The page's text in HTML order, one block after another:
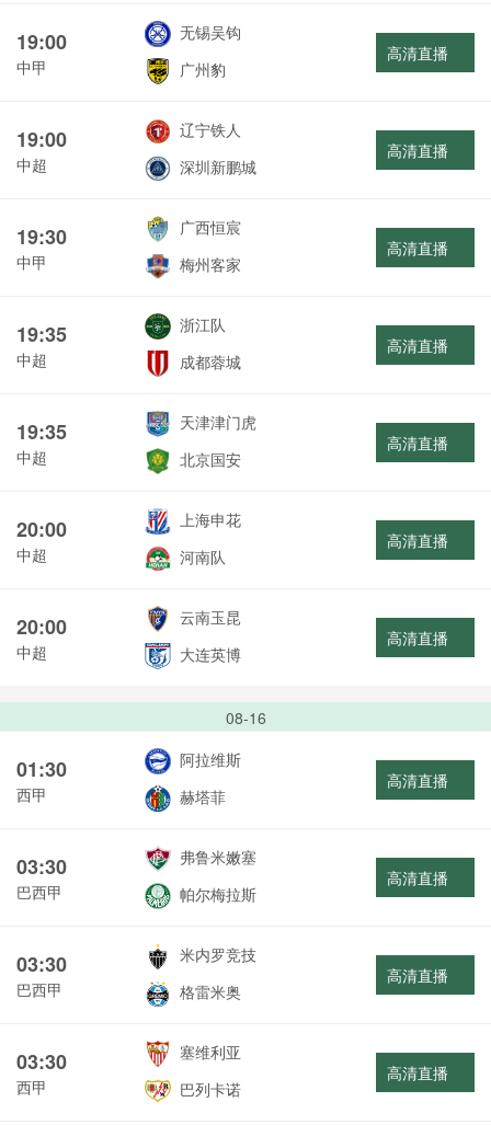
19:00
中甲
无锡吴钩
广州豹
高清直播
19:00
中超
辽宁铁人
深圳新鹏城
高清直播
19:30
中甲
广西恒宸
梅州客家
高清直播
19:35
中超
浙江队
成都蓉城
高清直播
19:35
中超
天津津门虎
北京国安
高清直播
20:00
中超
上海申花
河南队
高清直播
20:00
中超
云南玉昆
大连英博
高清直播
08-16
01:30
西甲
阿拉维斯
赫塔菲
高清直播
03:30
巴西甲
弗鲁米嫩塞
帕尔梅拉斯
高清直播
03:30
巴西甲
米内罗竞技
格雷米奥
高清直播
03:30
西甲
塞维利亚
巴列卡诺
高清直播